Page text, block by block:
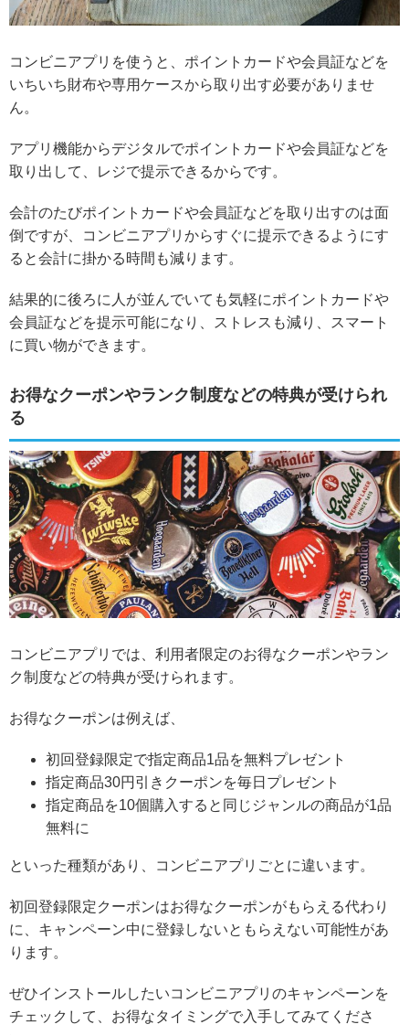
コンビニアプリを使うと、ポイントカードや会員証などを
いちいち財布や専用ケースから取り出す必要がありませ
ん。
アプリ機能からデジタルでポイントカードや会員証などを
取り出して、レジで提示できるからです。
会計のたびポイントカードや会員証などを取り出すのは面
倒ですが、コンビニアプリからすぐに提示できるようにす
ると会計に掛かる時間も減ります。
結果的に後ろに人が並んでいても気軽にポイントカードや
会員証などを提示可能になり、ストレスも減り、スマート
に買い物ができます。
お得なクーポンやランク制度などの特典が受けられ
る
コンビニアプリでは、 利用者限定のお得なクーポンやラン
ク制度などの特典が受けられます。
お得なクーポンは例えば、
初回登録限定で指定商品1品を無料プレゼント
指定商品30円引きクーポンを毎日プレゼント
指定商品を10個購入すると同じジャンルの商品が1品
無料に
といった種類があり、コンビニアプリごとに違います。
初回登録限定クーポンはお得なクーポンがもらえる代わり
に、キャンペーン中に登録しないともらえない可能性があ
ります。
ぜひインストールしたいコンビニアプリのキャンペーンを
チェックして、お得なタイミングで入手してみてくださ